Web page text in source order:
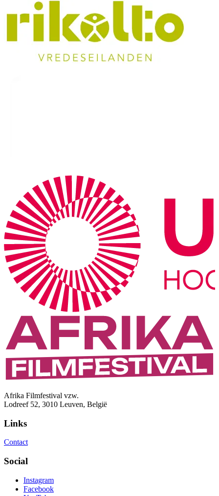
Afrika Filmfestival vzw.
Lodreef 52, 3010 Leuven, België
Links
Contact
Social
Instagram
Facebook